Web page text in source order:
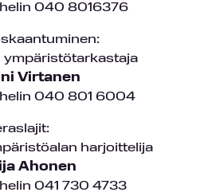
040 8016376
ympäristötarkastaja
Virtanen
040 801 6004
harjoittelija
Ahonen
041 730 4733